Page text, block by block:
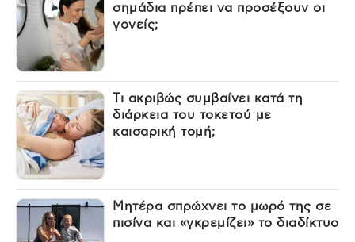
σημάδια πρέπει να προσέξουν οι
γονείς;
Τι ακριβώς συμβαίνει κατά τη
διάρκεια του τοκετού με
καισαρική τομή;
Μητέρα σπρώχνει το μωρό της σε
πισίνα και «γκρεμίζει» το διαδίκτυο